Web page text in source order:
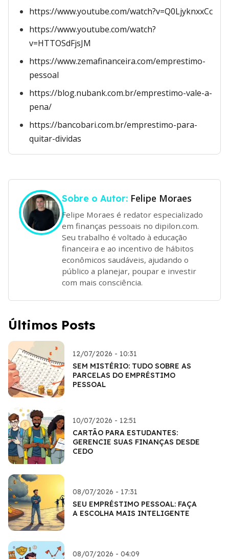
https://www.youtube.com/watch?v=Q0LjyknxxCc
https://www.youtube.com/watch?
v=HTTOSdFjsJM
https://www.zemafinanceira.com/emprestimo-
pessoal
https://blog.nubank.com.br/emprestimo-vale-a-
pena/
https://bancobari.com.br/emprestimo-para-
quitar-dividas
Sobre o Autor: Felipe Moraes
Felipe Moraes é redator especializado
em finanças pessoais no dipilon.com.
Seu trabalho é voltado à educação
financeira e ao incentivo de hábitos
econômicos saudáveis, ajudando o
público a planejar, poupar e investir
com mais consciência.
Últimos Posts
12/07/2026 - 10:31
SEM MISTÉRIO: TUDO SOBRE AS
PARCELAS DO EMPRÉSTIMO
PESSOAL
10/07/2026 - 12:51
CARTÃO PARA ESTUDANTES:
GERENCIE SUAS FINANÇAS DESDE
CEDO
08/07/2026 - 17:31
SEU EMPRÉSTIMO PESSOAL: FAÇA
A ESCOLHA MAIS INTELIGENTE
08/07/2026 - 04:09